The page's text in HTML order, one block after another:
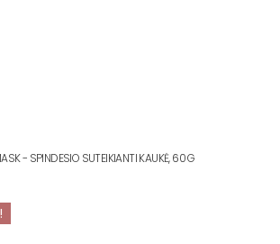
- SPINDESIO SUTEIKIANTI KAUKĖ, 60 G